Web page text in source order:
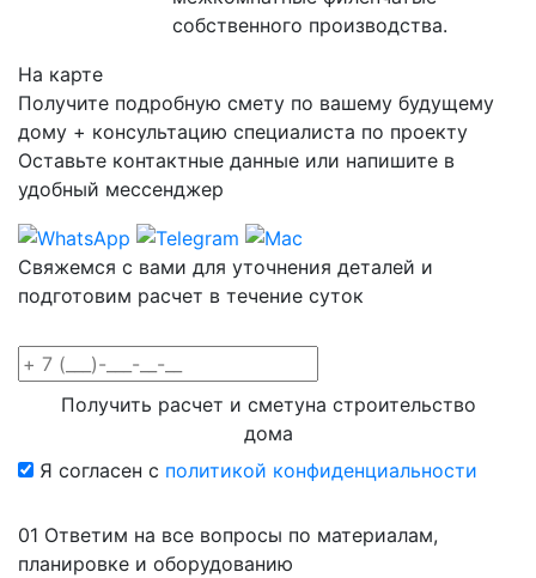
собственного производства.
На карте
Получите подробную смету по вашему будущему
дому + консультацию специалиста по проекту
Оставьте контактные данные или напишите в
удобный мессенджер
Свяжемся с вами для уточнения деталей и
подготовим расчет в течение суток
Получить расчет и сметуна строительство
дома
Я согласен с политикой конфиденциальности
01 Ответим на все вопросы по материалам,
планировке и оборудованию